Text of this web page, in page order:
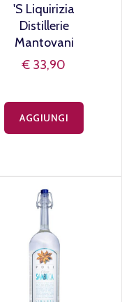
'S Liquirizia
Distillerie
Mantovani
€ 33,90
AGGIUNGI